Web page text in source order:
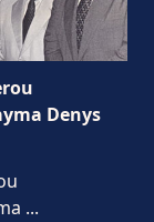
Denys
...